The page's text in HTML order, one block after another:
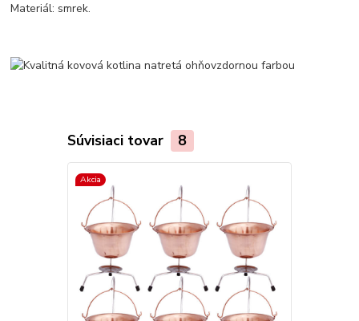
Materiál: smrek.
Súvisiaci tovar 8
Akcia